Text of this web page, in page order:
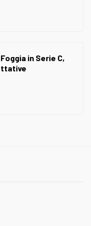
in Serie C,